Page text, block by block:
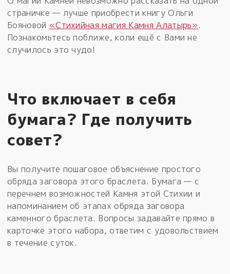
страничке — лучше приобрести книгу Ольги
Бояновой «Стихийная магия Камня Алатырь».
Познакомьтесь поближе, коли ещё с Вами не
случилось это чудо!
Что включает в себя
бумага? Где получить
совет?
Вы получите пошаговое объяснение простого
обряда заговора этого браслета. Бумага — с
перечнем возможностей Камня этой Стихии и
напоминанием об этапах обряда заговора
каменного браслета. Вопросы задавайте прямо в
карточке этого набора, ответим с удовольствием
в течение суток.